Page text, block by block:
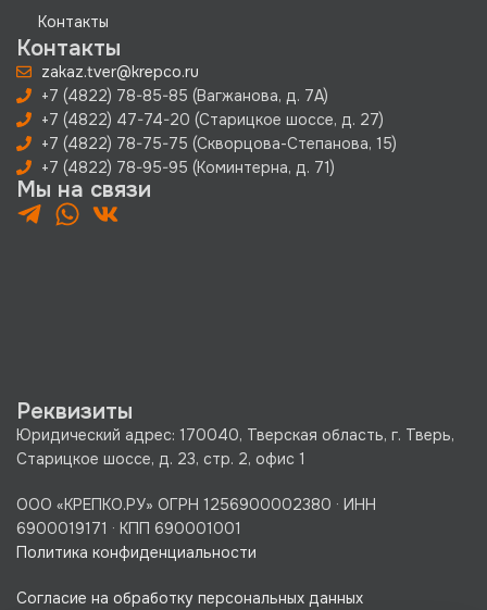
Контакты
Контакты
zakaz.tver@krepco.ru
+7 (4822) 78-85-85 (Вагжанова, д. 7А)
+7 (4822) 47-74-20 (Старицкое шоссе, д. 27)
+7 (4822) 78-75-75 (Скворцова-Степанова, 15)
+7 (4822) 78-95-95 (Коминтерна, д. 71)
Мы на связи
Реквизиты
Юридический адрес: 170040, Тверская область, г. Тверь,
Старицкое шоссе, д. 23, стр. 2, офис 1
ООО «КРЕПКО.РУ» ОГРН 1256900002380 · ИНН
6900019171 · КПП 690001001
Политика конфиденциальности
Согласие на обработку персональных данных